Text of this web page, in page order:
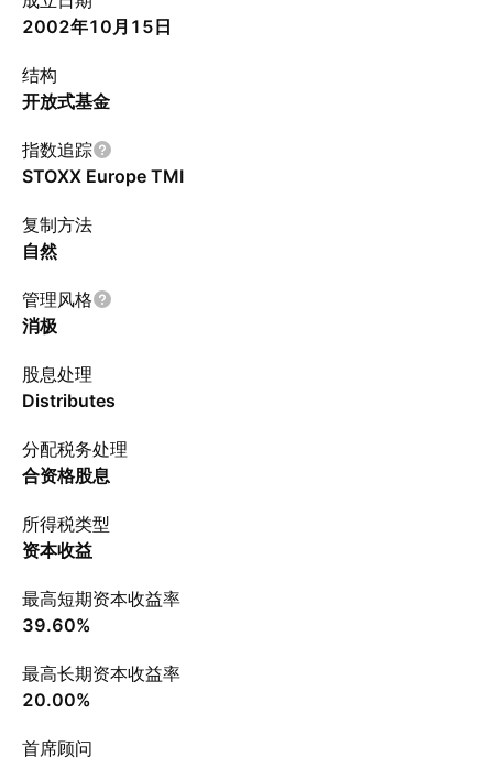
2002年10月15日
结构
开放式基金
指数追踪
STOXX Europe TMI
复制方法
自然
管理风格
消极
股息处理
Distributes
分配税务处理
合资格股息
所得税类型
资本收益
最高短期资本收益率
39.60%
最高长期资本收益率
20.00%
首席顾问